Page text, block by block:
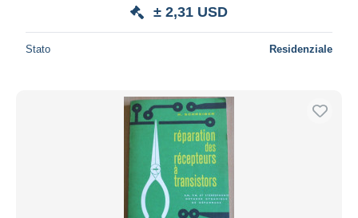
± 2,31 USD
Stato Residenziale